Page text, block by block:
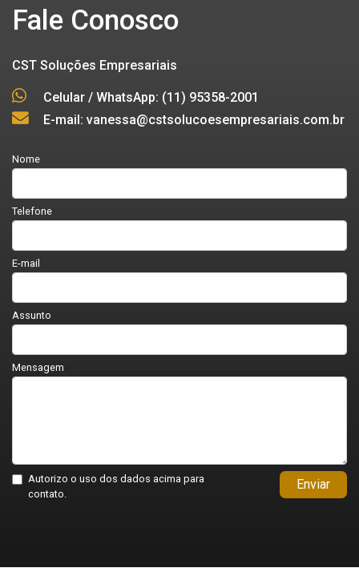
Fale Conosco
CST Soluções Empresariais
Celular / WhatsApp: (11) 95358-2001
E-mail: vanessa@cstsolucoesempresariais.com.br
Nome
Telefone
E-mail
Assunto
Mensagem
Autorizo o uso dos dados acima para
contato.
Enviar